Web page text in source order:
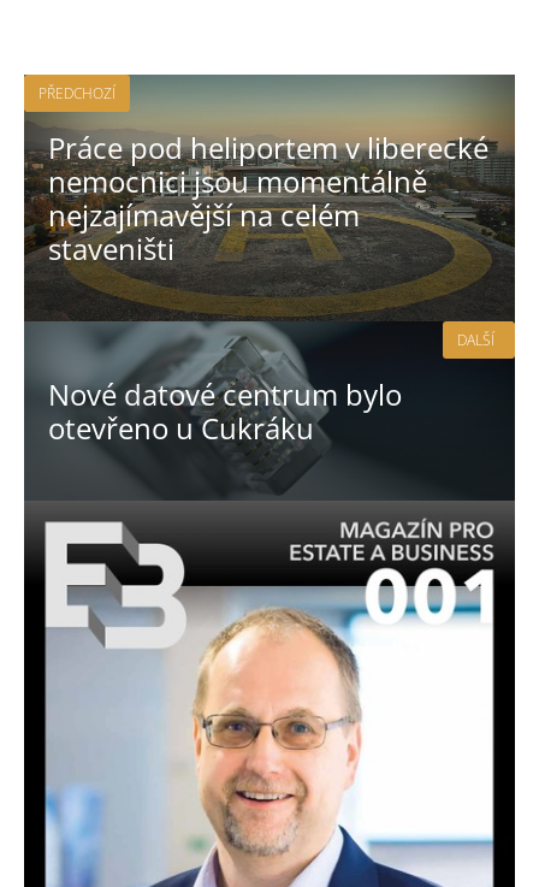
PŘEDCHOZÍ
Práce pod heliportem v liberecké
nemocnici jsou momentálně
nejzajímavější na celém
staveništi
Nové datové centrum bylo
otevřeno u Cukráku
DALŠÍ